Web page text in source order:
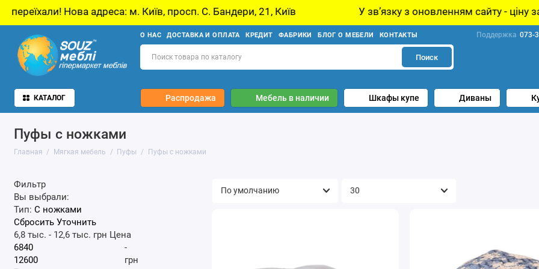
Нова адреса: м. Київ, просп. С. Бандери, 21, Київ У звʼязку з оновленням сайту - ціну за товар
О НАС ДОСТАВКА И ОПЛАТА КРЕДИТ ФАБРИКИ БЛОГ О МЕБЕЛИ КОНТАКТЫ Поддержка 073-
Поиск
КАТАЛОГ Распродажа Мебель в наличии Шкафы купе Диваны
Пуфы с ножками
Главная Мягкая мебель Пуфы Пуфы с ножками
Фильтр
Вы выбрали:
Тип: С ножками
Сбросить Уточнить
6,8 тыс. - 12,6 тыс. грн Цена
-
грн